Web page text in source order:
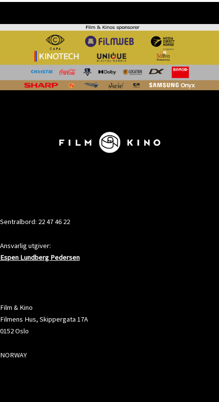
Sentralbord: 22 47 46 22
Ansvarlig utgiver:
Espen Lundberg Pedersen
Film & Kino
Filmens Hus, Skippergata 17A
0152 Oslo
NORWAY